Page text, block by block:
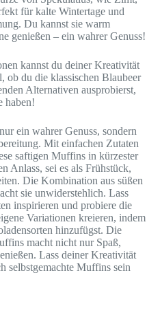
für kalte Wintertage und
Du kannst sie warm
genießen – ein wahrer Genuss!
kannst du deiner Kreativität
ob du die klassischen Blaubeer
Alternativen ausprobierst,
haben!
ein wahrer Genuss, sondern
Mit einfachen Zutaten
saftigen Muffins in kürzester
Anlass, sei es als Frühstück,
Die Kombination aus süßen
sie unwiderstehlich. Lass
inspirieren und probiere die
Variationen kreieren, indem
hinzufügst. Die
macht nicht nur Spaß,
Lass deiner Kreativität
selbstgemachte Muffins sein